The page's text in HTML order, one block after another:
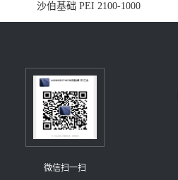
沙伯基础 PEI 2100-1000
微信扫一扫